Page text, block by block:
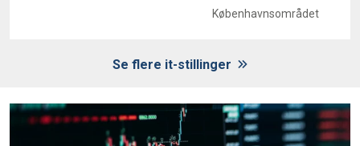
Københavnsområdet
Se flere it-stillinger